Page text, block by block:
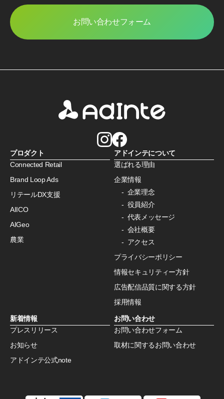
お問い合わせフォーム
プロダクト
Connected Retail
Brand Loop Ads
リテールDX支援
AIICO
AIGeo
農業
アドインテについて
選ばれる理由
企業情報
企業理念
役員紹介
代表メッセージ
会社概要
アクセス
プライバシーポリシー
情報セキュリティー方針
広告配信品質に関する方針
採用情報
新着情報
プレスリリース
お知らせ
アドインテ公式note
お問い合わせ
お問い合わせフォーム
取材に関するお問い合わせ